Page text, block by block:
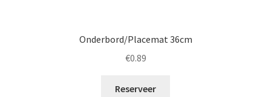
Onderbord/Placemat 36cm
€0.89
Reserveer